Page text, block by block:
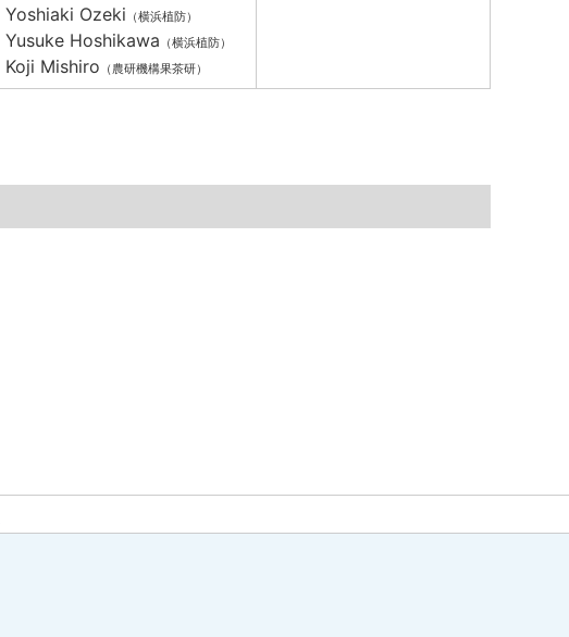
Yoshiaki Ozeki （横浜植防）
Yusuke Hoshikawa （横浜植防）
Koji Mishiro （農研機構果茶研）